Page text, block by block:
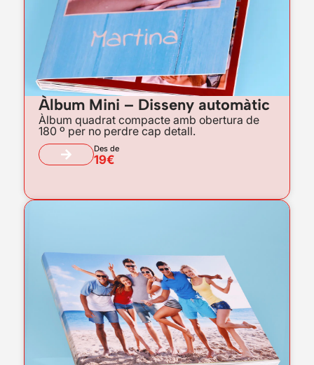
Àlbum Mini – Disseny automàtic
Àlbum quadrat compacte amb obertura de
180 º per no perdre cap detall.
Des de
19€